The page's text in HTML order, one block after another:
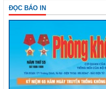
ĐỌC BÁO IN